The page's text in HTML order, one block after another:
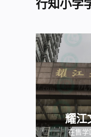
耀江
在售学